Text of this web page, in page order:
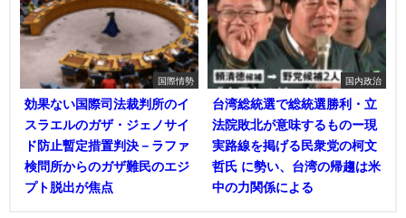
国際情勢
効果ない国際司法裁判所のイ
スラエルのガザ・ジェノサイ
ド防止暫定措置判決－ラファ
検問所からのガザ難民のエジ
プト脱出が焦点
国内政治
台湾総統選で総統選勝利・立
法院敗北が意味するものー現
実路線を掲げる民衆党の柯文
哲氏 に勢い、台湾の帰趨は米
中の力関係による